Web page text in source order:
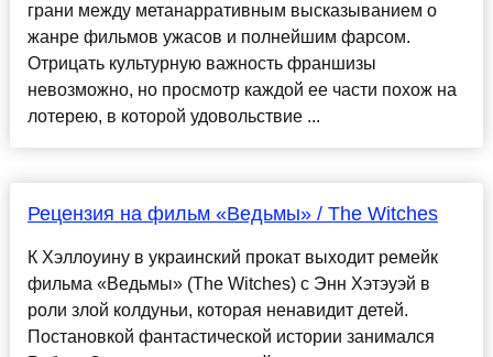
грани между метанарративным высказыванием о
жанре фильмов ужасов и полнейшим фарсом.
Отрицать культурную важность франшизы
невозможно, но просмотр каждой ее части похож на
лотерею, в которой удовольствие ...
Рецензия на фильм «Ведьмы» / The Witches
К Хэллоуину в украинский прокат выходит ремейк
фильма «Ведьмы» (The Witches) с Энн Хэтэуэй в
роли злой колдуньи, которая ненавидит детей.
Постановкой фантастической истории занимался